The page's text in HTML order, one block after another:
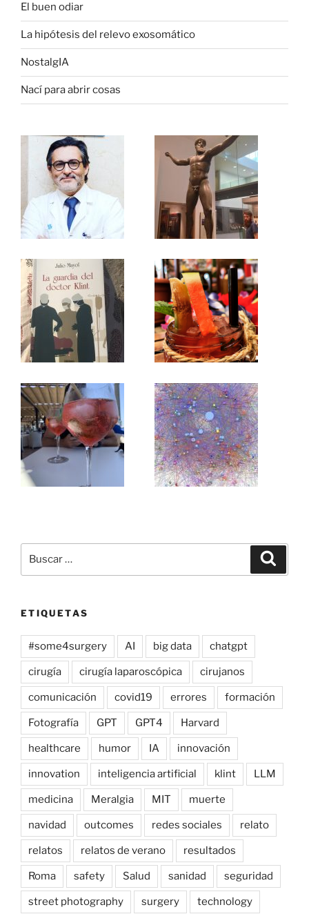
El buen odiar
La hipótesis del relevo exosomático
NostalgIA
Nací para abrir cosas
por:
ETIQUETAS
#some4surgery AI big data chatgpt
cirugía cirugía laparoscópica cirujanos
comunicación covid19 errores formación
Fotografía GPT GPT4 Harvard
healthcare humor IA innovación
innovation inteligencia artificial klint LLM
medicina Meralgia MIT muerte
navidad outcomes redes sociales relato
relatos relatos de verano resultados
Roma safety Salud sanidad seguridad
street photography surgery technology